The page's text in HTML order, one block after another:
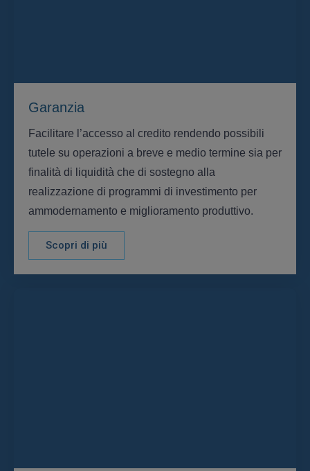
Garanzia
Facilitare l’accesso al credito rendendo possibili
tutele su operazioni a breve e medio termine sia per
finalità di liquidità che di sostegno alla
realizzazione di programmi di investimento per
ammodernamento e miglioramento produttivo.
Scopri di più